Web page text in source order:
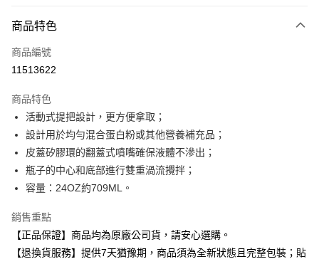
信用卡一次付款
超商取貨付款
運送方式
全家取貨付款
每筆NT$80，滿NT$599(含以上)免運費
付款後全家取貨
每筆NT$80，滿NT$599(含以上)免運費
7-11取貨付款
每筆NT$80，滿NT$599(含以上)免運費
商品特色
商品編號
11513622
商品特色
活動式提把設計，更方便拿取；
設計用於均勻混合蛋白粉或其他營養補充品；
皮蓋矽膠環的翻蓋式噴嘴確保液體不滲出；
瓶子的中心和底部進行雙重渦流攪拌；
容量：24OZ約709ML。
銷售重點
【正品保證】商品均為原廠公司貨，請安心選購。
【退換貨服務】提供7天猶豫期，商品須為全新狀態且完整包裝；貼